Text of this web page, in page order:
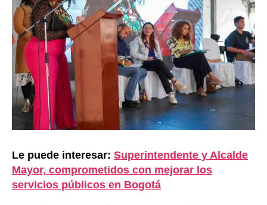
Le puede interesar: Superintendente y Alcalde
Mayor, comprometidos con mejorar los
servicios públicos en Bogotá